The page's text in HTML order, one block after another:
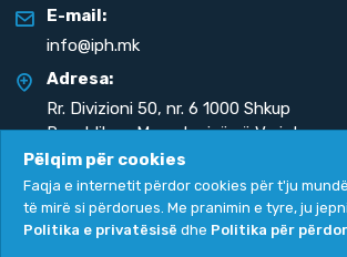
E-mail:
info@iph.mk
Adresa:
Rr. Divizioni 50, nr. 6 1000 Shkup
Republika e Maqedonisë së Veriut
Politika e privatësisë Politika për
Pëlqim për cookies
Faqja e internetit përdor cookies për t'ju
të mirë si përdorues. Me pranimin e tyre, ju
Politika e privatësisë dhe Politika për